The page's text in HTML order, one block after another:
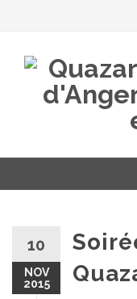
contenu
10
NOV
2015